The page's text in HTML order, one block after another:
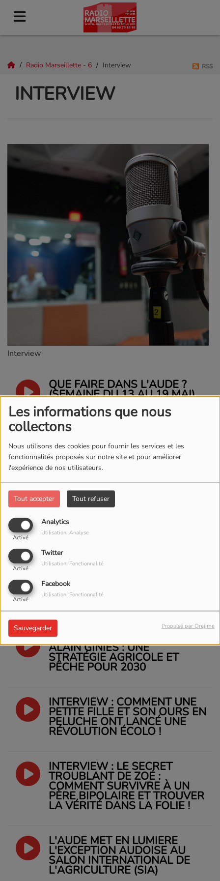
Les informations que nous
collectons
Nous utilisons des cookies pour fournir les services et les
fonctionnalités proposés sur notre site et pour améliorer
l'expérience de nos utilisateurs.
Tout accepter Tout refuser
Analytics
Activé
Utilisation: Analyse
Twitter
Activé
Utilisation: Fonctionnalité
Facebook
Activé
Utilisation: Fonctionnalité
Sauvegarder Propulsé par Orejime
Radio Marseillette - 6 Interview
INTERVIEW
RSS
Interview
QUE FAIRE DANS L'AUDE ?
(SEMAINE DU 13 AU 19 MAI)
DOSSIER - LES INITIATIVES
DÉVELOPPEMENT DE L'AUDE
INTERVIEW - RÉMINISCENCES
( DE TOTO LE MÔMO )
INTERVIEW XIII PASSION -
DOMINIQUE BALOUP,
PRÉSIDENT DE LA FFRXIII
INTERVIEW - ENTRE ABSURDE
ET HUMOUR : GRAINS DE
AUDEMAG - INTERVIEW AVEC
ALAIN GINIÈS : UNE
STRATÉGIE AGRICOLE ET
PÊCHE POUR 2030
INTERVIEW : COMMENT UNE
PETITE FILLE ET SON OURS EN
PELUCHE ONT LANCÉ UNE
RÉVOLUTION ÉCOLO !
INTERVIEW : LE SECRET
TROUBLANT DE ZOÉ :
COMMENT SURVIVRE À UN
PÈRE BIPOLAIRE ET TROUVER
LA VÉRITÉ DANS LA FOLIE !
L'AUDE MET EN LUMIÈRE
L'EXCEPTION AUDOISE AU
SALON INTERNATIONAL DE
L'AGRICULTURE (SIA)